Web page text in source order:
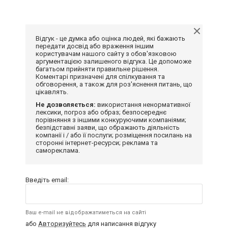
Відгук - це думка або оцінка людей, які бажають
передати досвід або враження іншим
користувачам нашого сайту з обов'язковою
аргументацією залишеного відгука. Це допоможе
багатьом прийняти правильне рішення.
Коментарі призначені для спілкування та
обговорення, а також для роз'яснення питань, що
цікавлять.
Не дозволяється: використання ненормативної
лексики, погроз або образ; безпосереднє
порівняння з іншими конкуруючими компаніями;
безпідставні заяви, що ображають діяльність
компанії і / або її послуги; розміщення посилань на
сторонні інтернет-ресурси; реклама та
самореклама.
Введіть email:
Ваш e-mail не відображатиметься на сайті
або Авторизуйтесь для написання відгуку